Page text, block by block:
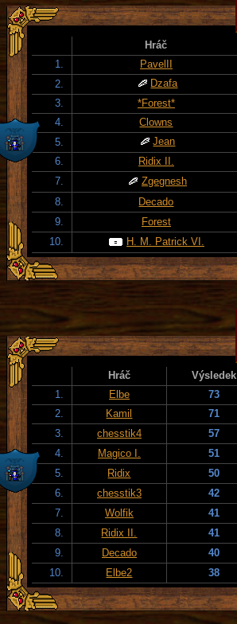
Hráč
1.
PavelII
2.
Dzafa
3.
*Forest*
4.
Clowns
5.
Jean
6.
Ridix II.
7.
Zgegnesh
8.
Decado
9.
Forest
10.
H. M. Patrick VI.
Hráč Výsledek
1.
Elbe 73
2.
Kamil 71
3.
chesstik4 57
4.
Magico I. 51
5.
Ridix 50
6.
chesstik3 42
7.
Wolfik 41
8.
Ridix II. 41
9.
Decado 40
10.
Elbe2 38